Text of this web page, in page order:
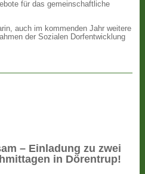
für das gemeinschaftliche
auch im kommenden Jahr weitere
der Sozialen Dorfentwicklung
– Einladung zu zwei
in Dörentrup!